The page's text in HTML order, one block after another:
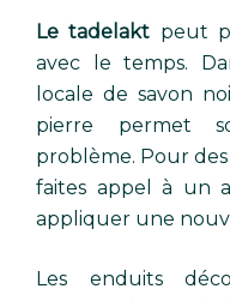
Le tadelakt peut
avec le temps.
locale de savon
pierre permet
problème. Pour
faites appel à un
appliquer une
Les enduits